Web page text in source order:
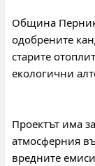
Община Перник
одобрените
старите
екологични
Проектът има
атмосферния
вредните